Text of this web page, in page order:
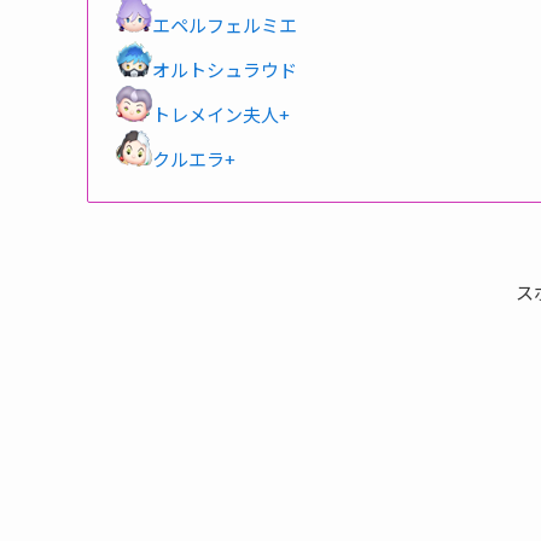
エペルフェルミエ
オルトシュラウド
トレメイン夫人+
クルエラ+
ス